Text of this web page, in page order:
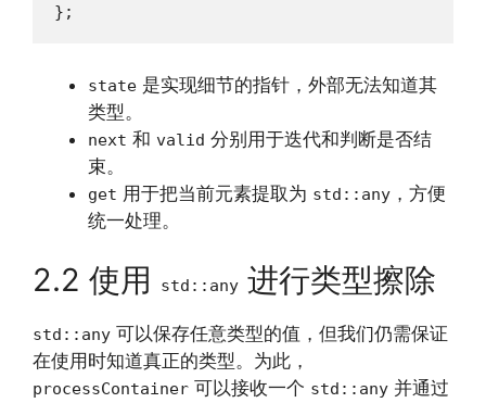
};
state 是实现细节的指针，外部无法知道其
类型。
next 和 valid 分别用于迭代和判断是否结
束。
get 用于把当前元素提取为 std::any ，方便
统一处理。
2.2 使用 std::any 进行类型擦除
std::any 可以保存任意类型的值，但我们仍需保证
在使用时知道真正的类型。为此，
processContainer 可以接收一个 std::any 并通过